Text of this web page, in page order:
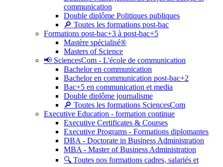
communication
Double diplôme Politiques publiques
🔎 Toutes les formations post-bac
Formations post-bac+3 à post-bac+5
Mastère spécialisé®
Masters of Science
📢 SciencesCom - L'école de communication
Bachelor en communication
Bachelor en communication post-bac+2
Bac+5 en communication et media
Double diplôme journalisme
🔎 Toutes les formations SciencesCom
Executive Education - formation continue
Executive Certificates & Courses
Executive Programs - Formations diplomantes
DBA - Doctorate in Business Administration
MBA - Master of Business Administration
🔍 Toutes nos formations cadres, salariés et